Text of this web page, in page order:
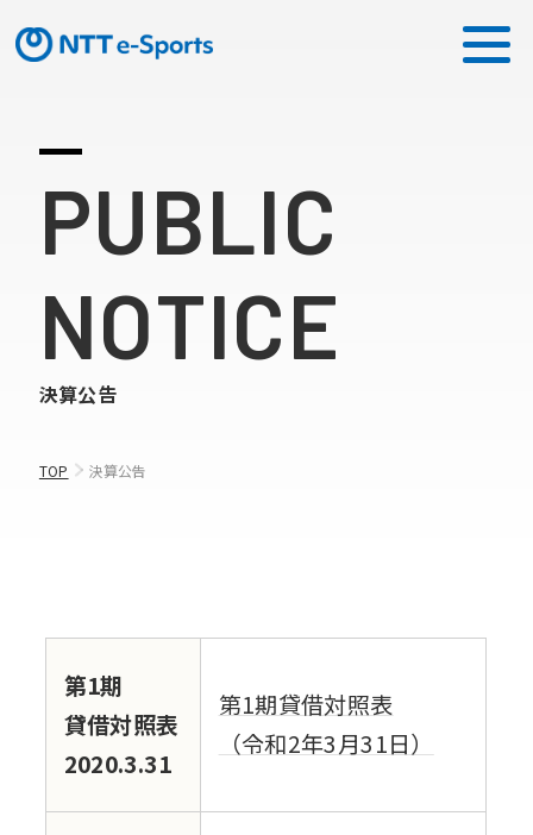
ミッション
ソリューション
ピックアップ
ニュース
PUBLIC
NOTICE
決算公告
TOP 決算公告
第1期
貸借対照表
2020.3.31
第1期貸借対照表
（令和2年3月31日）